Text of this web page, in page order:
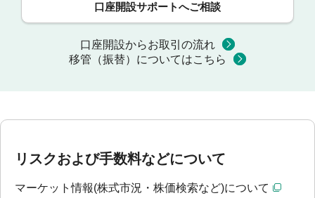
口座開設サポートへご相談
口座開設からお取引の流れ
移管（振替）についてはこちら
リスクおよび手数料などについて
マーケット情報(株式市況・株価検索など)について